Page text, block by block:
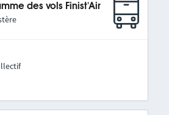
des vols Finist'Air